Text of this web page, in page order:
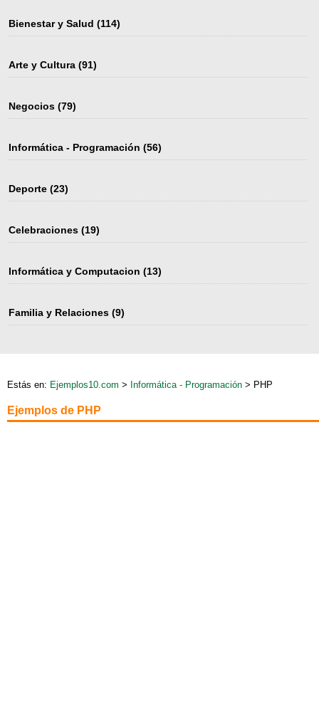
Bienestar y Salud (114)
Arte y Cultura (91)
Negocios (79)
Informática - Programación (56)
Deporte (23)
Celebraciones (19)
Informática y Computacion (13)
Familia y Relaciones (9)
Estás en: Ejemplos10.com > Informática - Programación > PHP
Ejemplos de PHP